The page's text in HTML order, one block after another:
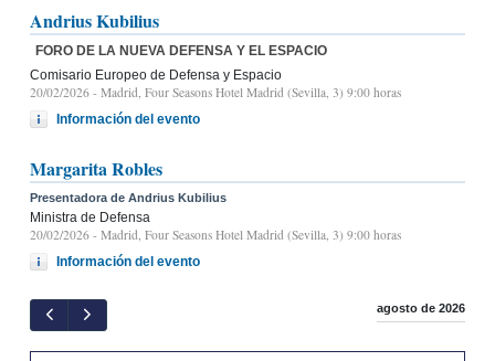
Andrius Kubilius
FORO DE LA NUEVA DEFENSA Y EL ESPACIO
Comisario Europeo de Defensa y Espacio
20/02/2026 - Madrid, Four Seasons Hotel Madrid (Sevilla, 3) 9:00 horas
Información del evento
Margarita Robles
Presentadora de Andrius Kubilius
Ministra de Defensa
20/02/2026 - Madrid, Four Seasons Hotel Madrid (Sevilla, 3) 9:00 horas
Información del evento
agosto de 2026